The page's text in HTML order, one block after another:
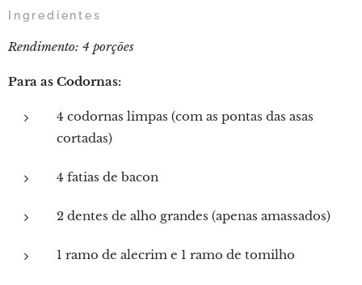
Ingredientes
Rendimento: 4 porções
Para as Codornas:
4 codornas limpas (com as pontas das asas
cortadas)
4 fatias de bacon
2 dentes de alho grandes (apenas amassados)
1 ramo de alecrim e 1 ramo de tomilho